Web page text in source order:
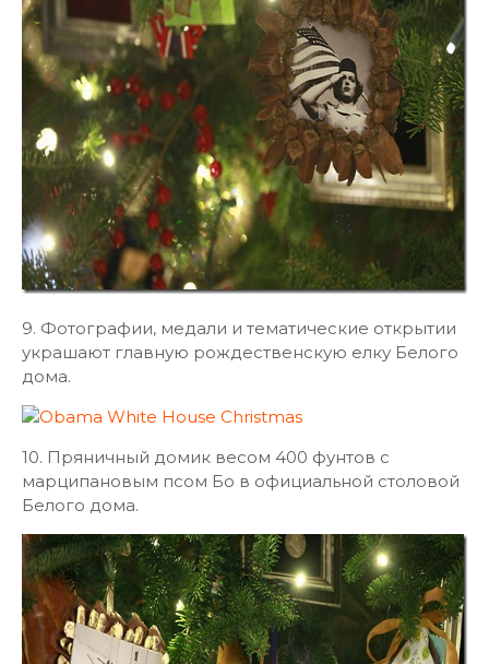
9. Фотографии, медали и тематические открытии
украшают главную рождественскую елку Белого
дома.
10. Пряничный домик весом 400 фунтов с
марципановым псом Бо в официальной столовой
Белого дома.